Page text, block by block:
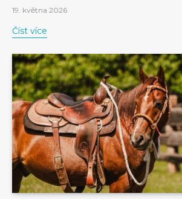
19. května 2026
Číst více